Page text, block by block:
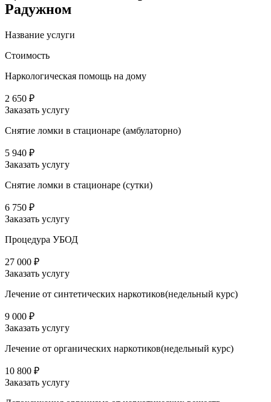
Радужном
Название услуги
Стоимость
Наркологическая помощь на дому
2 650 ₽
Заказать услугу
Снятие ломки в стационаре (амбулаторно)
5 940 ₽
Заказать услугу
Снятие ломки в стационаре (сутки)
6 750 ₽
Заказать услугу
Процедура УБОД
27 000 ₽
Заказать услугу
Лечение от синтетических наркотиков(недельный курс)
9 000 ₽
Заказать услугу
Лечение от органических наркотиков(недельный курс)
10 800 ₽
Заказать услугу